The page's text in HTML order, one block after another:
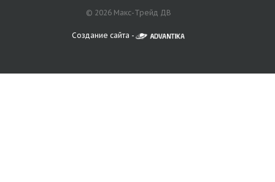
© 2026 Макс-Трейд ДВ
Создание сайта -